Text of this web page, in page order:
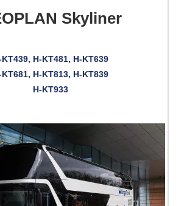
Skyliner
KT439, H-KT481, H-KT639
KT681, H-KT813, H-KT839
H-KT933